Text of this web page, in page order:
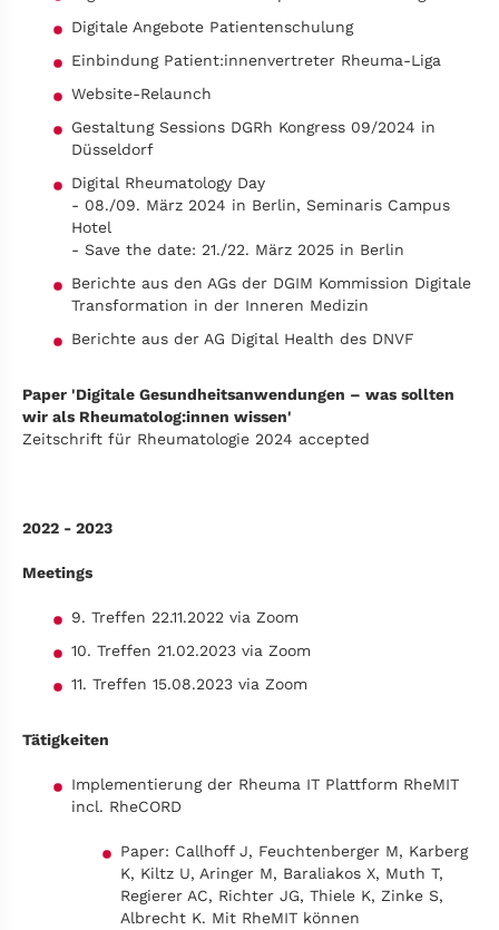
Digitale Angebote Patientenschulung
Einbindung Patient:innenvertreter Rheuma-Liga
Website-Relaunch
Gestaltung Sessions DGRh Kongress 09/2024 in
Düsseldorf
Digital Rheumatology Day
- 08./09. März 2024 in Berlin, Seminaris Campus
Hotel
- Save the date: 21./22. März 2025 in Berlin
Berichte aus den AGs der DGIM Kommission Digitale
Transformation in der Inneren Medizin
Berichte aus der AG Digital Health des DNVF
Paper 'Digitale Gesundheitsanwendungen – was sollten
wir als Rheumatolog:innen wissen'
Zeitschrift für Rheumatologie 2024 accepted
2022 - 2023
Meetings
9. Treffen 22.11.2022 via Zoom
10. Treffen 21.02.2023 via Zoom
11. Treffen 15.08.2023 via Zoom
Tätigkeiten
Implementierung der Rheuma IT Plattform RheMIT
incl. RheCORD
Paper: Callhoff J, Feuchtenberger M, Karberg
K, Kiltz U, Aringer M, Baraliakos X, Muth T,
Regierer AC, Richter JG, Thiele K, Zinke S,
Albrecht K. Mit RheMIT können